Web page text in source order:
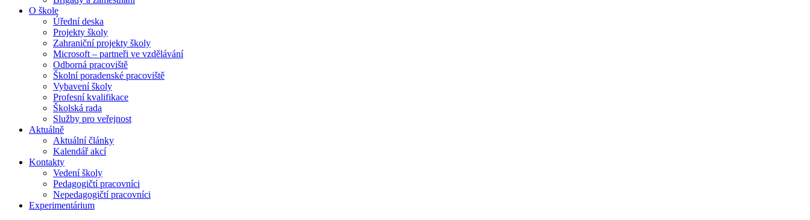
O škole
Úřední deska
Projekty školy
Zahraniční projekty školy
Microsoft – partneři ve vzdělávání
Odborná pracoviště
Školní poradenské pracoviště
Vybavení školy
Profesní kvalifikace
Školská rada
Služby pro veřejnost
Aktuálně
Aktuální články
Kalendář akcí
Kontakty
Vedení školy
Pedagogičtí pracovníci
Nepedagogičtí pracovníci
Experimentárium